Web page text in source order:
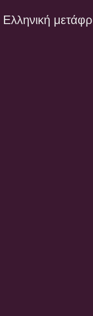
Ελληνική